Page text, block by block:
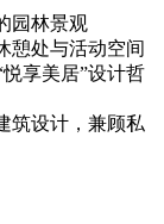
园林景观
憩处与活动空间
享美居”设计哲
筑设计，兼顾私